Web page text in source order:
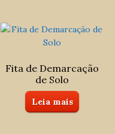
Fita de Demarcação
de Solo
Leia mais